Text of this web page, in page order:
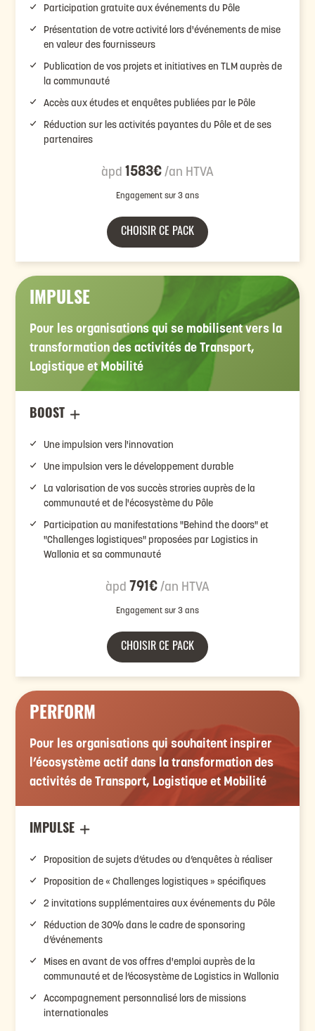
Participation gratuite aux événements du Pôle
Présentation de votre activité lors d'événements de mise
en valeur des fournisseurs
Publication de vos projets et initiatives en TLM auprès de
la communauté
Accès aux études et enquêtes publiées par le Pôle
Réduction sur les activités payantes du Pôle et de ses
partenaires
àpd 1583€ /an HTVA
Engagement sur 3 ans
CHOISIR CE PACK
IMPULSE
Pour les organisations qui se mobilisent vers la
transformation des activités de Transport,
Logistique et Mobilité
BOOST
Une impulsion vers l'innovation
Une impulsion vers le développement durable
La valorisation de vos succès strories auprès de la
communauté et de l'écosystème du Pôle
Participation au manifestations "Behind the doors" et
"Challenges logistiques" proposées par Logistics in
Wallonia et sa communauté
àpd 791€ /an HTVA
Engagement sur 3 ans
CHOISIR CE PACK
PERFORM
Pour les organisations qui souhaitent inspirer
l’écosystème actif dans la transformation des
activités de Transport, Logistique et Mobilité
IMPULSE
Proposition de sujets d’études ou d’enquêtes à réaliser
Proposition de « Challenges logistiques » spécifiques
2 invitations supplémentaires aux événements du Pôle
Réduction de 30% dans le cadre de sponsoring
d’événements
Mises en avant de vos offres d'emploi auprès de la
communauté et de l’écosystème de Logistics in Wallonia
Accompagnement personnalisé lors de missions
internationales